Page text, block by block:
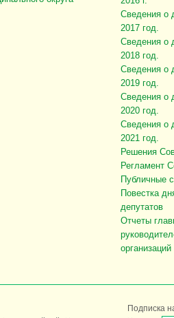
Сведения о
2017 год.
Сведения о
2018 год.
Сведения о
2019 год.
Сведения о
2020 год.
Сведения о
2021 год.
Решения
Регламент
Публичные
Повестка
депутатов
Отчеты
организаций
Подписка